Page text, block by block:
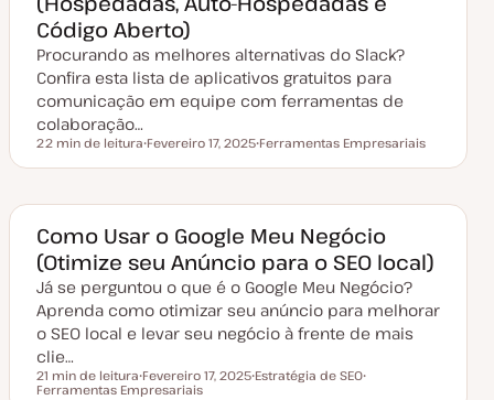
u
a
l
i
a
ç
o
Código Aberto)
Procurando as melhores alternativas do Slack?
Confira esta lista de aplicativos gratuitos para
comunicação em equipe com ferramentas de
colaboração…
Tempo de leitura
22 min de leitura
a
a
e
a
t
u
a
i
z
a
ã
o
Fevereiro 17, 2025
ó
i
o
Ferramentas Empresariais
Como Usar o Google Meu Negócio
(Otimize seu Anúncio para o SEO local)
Já se perguntou o que é o Google Meu Negócio?
Aprenda como otimizar seu anúncio para melhorar
o SEO local e levar seu negócio à frente de mais
clie…
Tempo de leitura
21 min de leitura
D
Fevereiro 17, 2025 Estratégia de SEO
Ferramentas Empresariais